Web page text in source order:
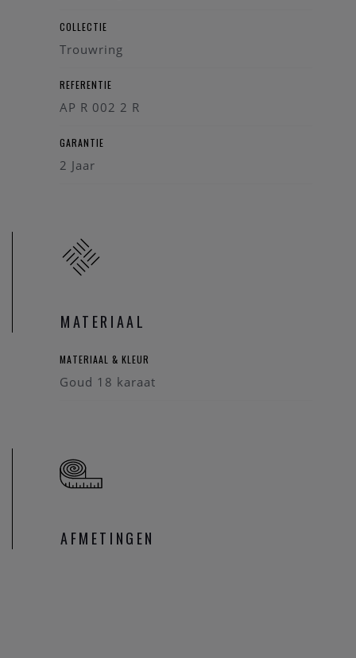
COLLECTIE
Trouwring
REFERENTIE
AP R 002 2 R
GARANTIE
2 Jaar
MATERIAAL
MATERIAAL & KLEUR
Goud 18 karaat
AFMETINGEN